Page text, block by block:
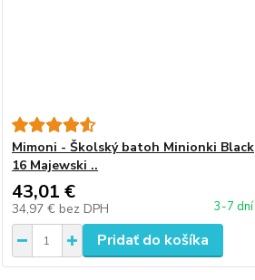
Mimoni - Školský batoh Minionki Black
16 Majewski ..
43,01 €
34,97 € bez DPH 3-7 dní
Pridať do košíka